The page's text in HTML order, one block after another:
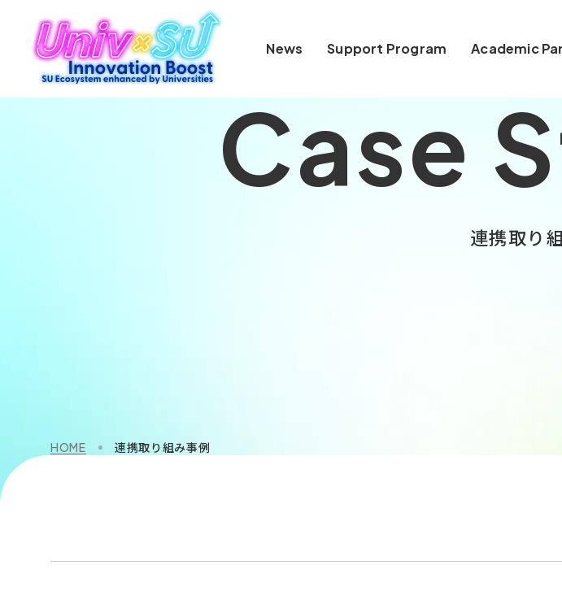
News Support Program Academic
Case
連携取り
HOME 連携取り組み事例